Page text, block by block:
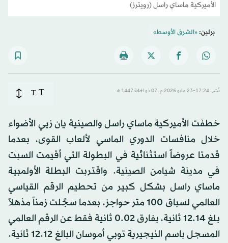
الأميركية ماساي راسل (رويترز)
برلين:«الشرق الأوسط»
نُشر: 17:24-23 مايو 2026 م ـ 07 ذو الحِجّة 1447 هـ T
T
خطفَت الأميركية ماساي راسل والصينية يان زيي الأضواء
خلال منافسات الدوري الماسي لألعاب القوى، بعدما
قدمتا عروضاً استثنائية في البطولة التي أقيمت السبت
في مدينة شيامن الصينية. واقتربت البطلة الأولمبية
ماساي راسل بشكل كبير من تحطيم الرقم القياسي
العالمي لسباق 100 متر حواجز، بعدما سجَّلت زمناً مذهلاً
بلغ 12.14 ثانية، بفارق 0.02 ثانية فقط عن الرقم العالمي
المسجل باسم النيجيرية توبي أموسان البالغ 12.12 ثانية.